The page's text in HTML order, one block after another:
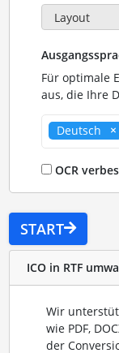
Für optimale
aus, die Ihre
Deutsch
OCR
START
ICO in RTF
Wir
wie PDF,
der